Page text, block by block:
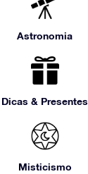
Astronomia
Dicas & Presentes
Misticismo